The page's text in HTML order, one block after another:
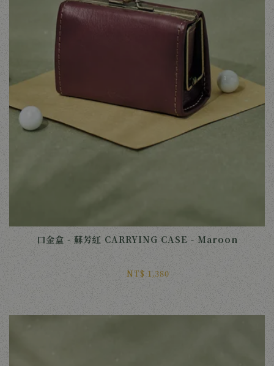
口金盒 - 蘇芳紅 CARRYING CASE - Maroon
NT$ 1,380